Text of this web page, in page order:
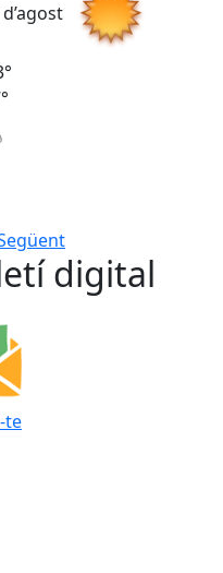
digital
te